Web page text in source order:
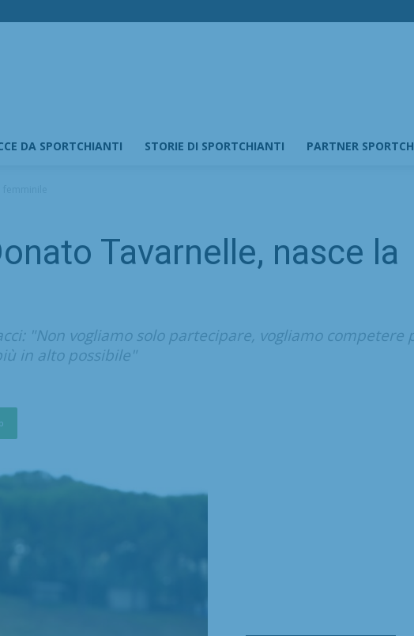
DA SPORTCHIANTI STORIE DI SPORTCHIANTI PARTNER
Tavarnelle, nasce la
"Non vogliamo solo partecipare, vogliamo competere
in alto possibile"